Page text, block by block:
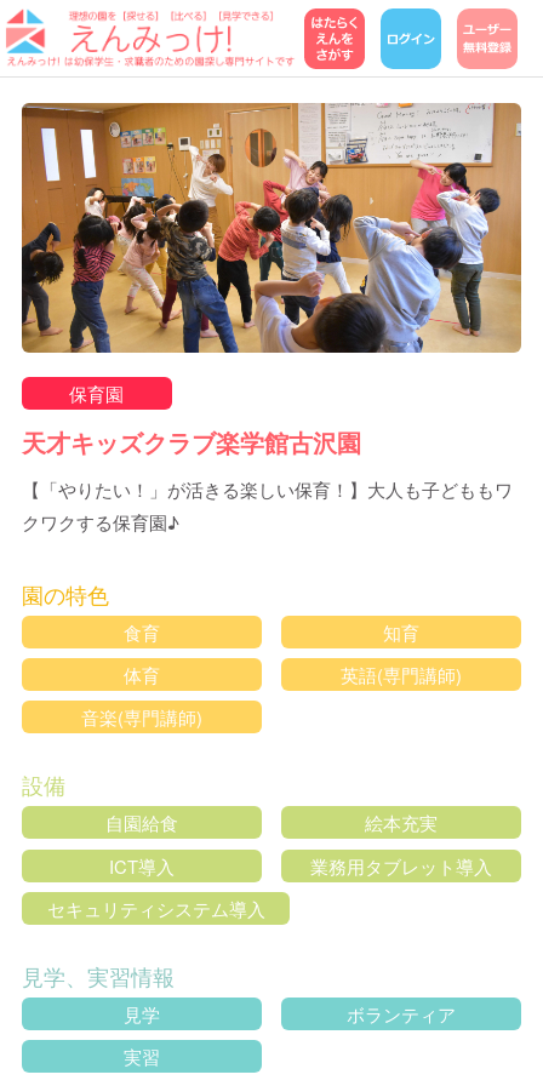
保育園
天才キッズクラブ楽学館古沢園
【「やりたい！」が活きる楽しい保育！】大人も子どももワ
クワクする保育園♪
園の特色
食育
知育
体育
英語(専門講師)
音楽(専門講師)
設備
自園給食
絵本充実
ICT導入
業務用タブレット導入
セキュリティシステム導入
見学、実習情報
見学
ボランティア
実習